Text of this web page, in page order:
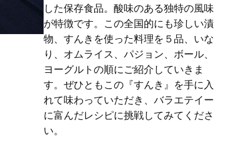
した保存食品。酸味のある独特の風味
が特徴です。この全国的にも珍しい漬
物、すんきを使った料理を５品、いな
り、オムライス、パジョン、ボール、
ヨーグルトの順にご紹介していきま
す。ぜひともこの『すんき』を手に入
れて味わっていただき、バラエテイー
に富んだレシピに挑戦してみてくださ
い。